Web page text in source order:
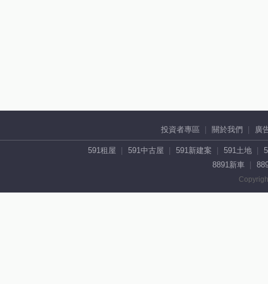
投資者專區 關於我們 廣
591租屋 591中古屋 591新建案 591土地
8891新車